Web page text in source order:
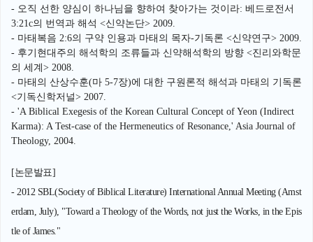
- 오직 선한 양심이 하나님을 향하여 찾아가는 것이라: 베드로전서
3:21c의 번역과 해석 <신약논단> 2009.
- 마태복음 2:6의 구약 인용과 마태의 목자-기독론 <신약연구> 2009.
- 후기현대주의 해석학의 조류들과 신약해석학의 방향 <진리와학문
의 세계> 2008.
- 마태의 산상수훈(마 5-7장)에 대한 구원론적 해석과 마태의 기독론
<기독신학저널> 2007.
- 'A Biblical Exegesis of the Korean Cultural Concept of Yeon (Indirect
Karma): A Test-case of the Hermeneutics of Resonance,' Asia Journal of
Theology, 2004.
[논문발표]
- 2012 SBL(Society of Biblical Literature) International Annual Meeting (Amst
erdam, July), "Toward a Theology of the Words, not just the Works, in the Epis
tle of James."